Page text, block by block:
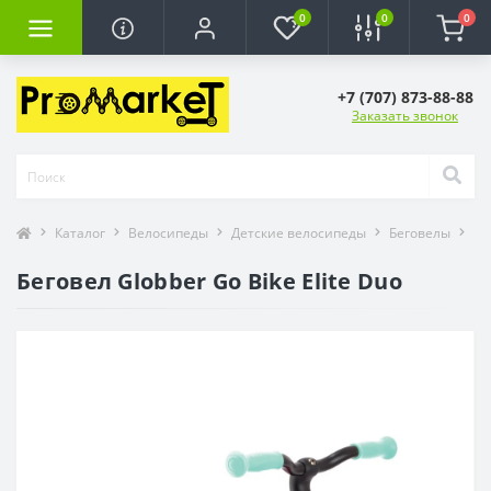
0 0 0
+7 (707) 873-88-88
Заказать звонок
Каталог Велосипеды Детские велосипеды Беговелы
Беговел Globber Go Bike Elite Duo